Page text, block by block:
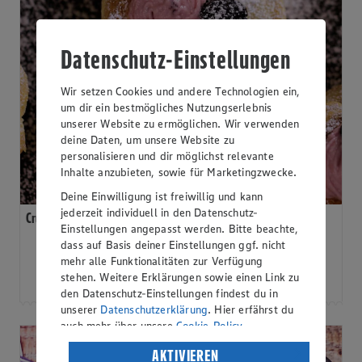
Cruffin mit Brombeerfrosting
Mittel
Datenschutz-Einstellungen
Wir setzen Cookies und andere Technologien ein,
um dir ein bestmögliches Nutzungserlebnis
unserer Website zu ermöglichen. Wir verwenden
deine Daten, um unsere Website zu
personalisieren und dir möglichst relevante
Inhalte anzubieten, sowie für Marketingzwecke.
Deine Einwilligung ist freiwillig und kann
jederzeit individuell in den Datenschutz-
Einstellungen angepasst werden. Bitte beachte,
dass auf Basis deiner Einstellungen ggf. nicht
mehr alle Funktionalitäten zur Verfügung
stehen. Weitere Erklärungen sowie einen Link zu
den Datenschutz-Einstellungen findest du in
unserer Datenschutzerklärung. Hier erfährst du
auch mehr über unsere Cookie-Policy.
Verarbeitung deiner personenbezogenen Daten
AKTIVIEREN